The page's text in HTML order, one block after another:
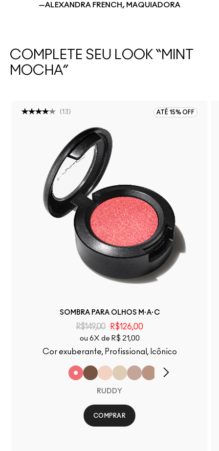
—ALEXANDRA FRENCH, MAQUIADORA
COMPLETE SEU LOOK “MINT
MOCHA”
ATÉ 15% OFF
(13 )
SOMBRA PARA OLHOS M·A·C
R$149,00 R$126,00
ou 6X de R$ 21,00
Cor exuberante, Profissional, Icônico
RUDDY
COMPRAR